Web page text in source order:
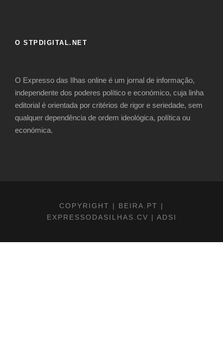
O STPDIGITAL.NET
​O Expresso das Ilhas online é um jornal de informação,
independente dos poderes político e económico, cuja linha
editorial é orientada por critérios de rigor e seriedade, sem
qualquer dependência de ordem ideológica, política ou
económica.
COPYRIGHT | BEIRA.PT |
EXPRESSODASILHAS.CV | ADSI